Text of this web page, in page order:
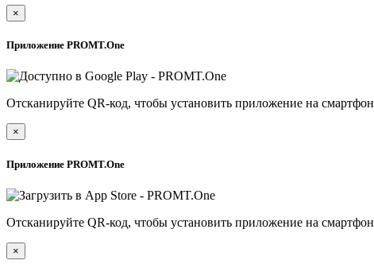
×
Приложение PROMT.One
Отсканируйте QR-код, чтобы установить приложение на смартфон
×
Приложение PROMT.One
Отсканируйте QR-код, чтобы установить приложение на смартфон
×